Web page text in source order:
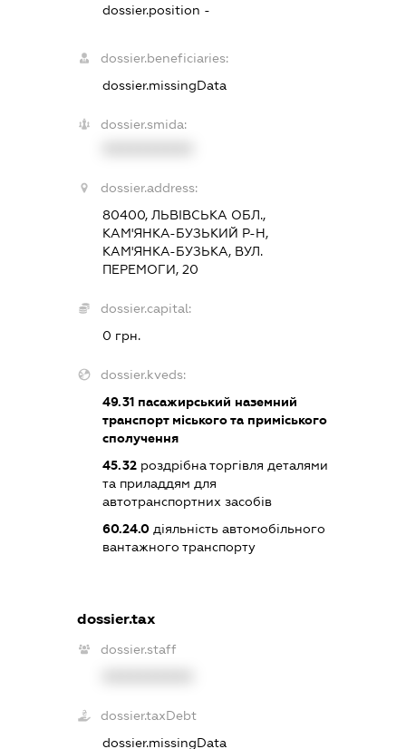
dossier.position -
dossier.beneficiaries:
dossier.missingData
dossier.smida:
dossier.address:
80400, ЛЬВІВСЬКА ОБЛ.,
КАМ'ЯНКА-БУЗЬКИЙ Р-Н,
КАМ'ЯНКА-БУЗЬКА, ВУЛ.
ПЕРЕМОГИ, 20
dossier.capital:
0 грн.
dossier.kveds:
49.31пасажирський наземний
транспорт міського та приміського
сполучення
45.32роздрібна торгівля деталями
та приладдям для
автотранспортних засобів
60.24.0діяльність автомобільного
вантажного транспорту
dossier.tax
dossier.staff
dossier.taxDebt
dossier.missingData